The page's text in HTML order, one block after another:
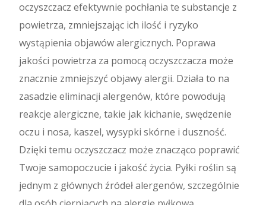
oczyszczacz efektywnie pochłania te substancje z
powietrza, zmniejszając ich ilość i ryzyko
wystąpienia objawów alergicznych. Poprawa
jakości powietrza za pomocą oczyszczacza może
znacznie zmniejszyć objawy alergii. Działa to na
zasadzie eliminacji alergenów, które powodują
reakcje alergiczne, takie jak kichanie, swędzenie
oczu i nosa, kaszel, wysypki skórne i duszność.
Dzięki temu oczyszczacz może znacząco poprawić
Twoje samopoczucie i jakość życia. Pyłki roślin są
jednym z głównych źródeł alergenów, szczególnie